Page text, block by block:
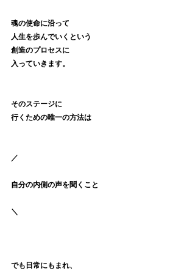
魂の使命に沿って
人生を歩んでいくという
創造のプロセスに
入っていきます。
そのステージに
行くための唯一の方法は
／
自分の内側の声を聞くこと
＼
でも日常にもまれ、